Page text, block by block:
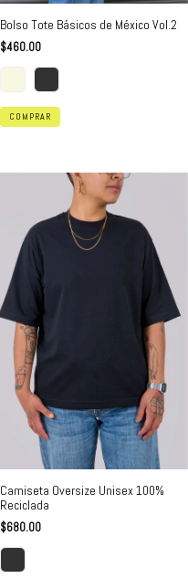
Bolso Tote Básicos de México Vol.2
$460.00
COMPRAR
Camiseta Oversize Unisex 100%
Reciclada
$680.00